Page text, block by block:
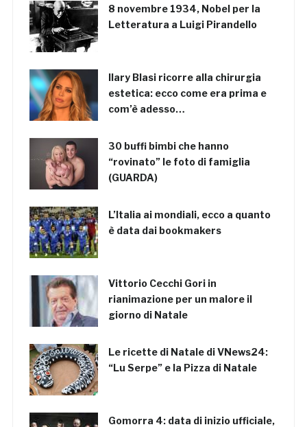
8 novembre 1934, Nobel per la
Letteratura a Luigi Pirandello
Ilary Blasi ricorre alla chirurgia
estetica: ecco come era prima e
com’è adesso…
30 buffi bimbi che hanno
“rovinato” le foto di famiglia
(GUARDA)
L’Italia ai mondiali, ecco a quanto
è data dai bookmakers
Vittorio Cecchi Gori in
rianimazione per un malore il
giorno di Natale
Le ricette di Natale di VNews24:
“Lu Serpe” e la Pizza di Natale
Gomorra 4: data di inizio ufficiale,